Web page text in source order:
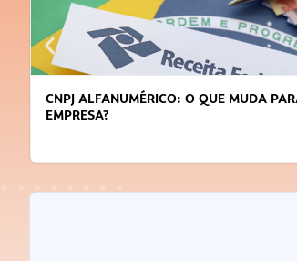
CNPJ ALFANUMÉRICO: O QUE MUDA
EMPRESA?